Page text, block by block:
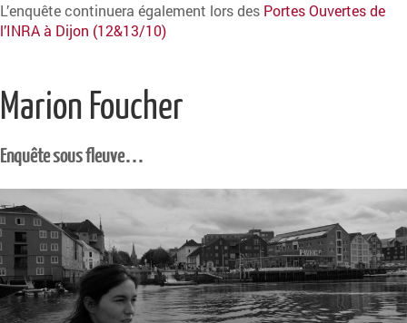
L’enquête continuera également lors des Portes Ouvertes de
l’INRA à Dijon (12&13/10)
Marion Foucher
Enquête sous fleuve…